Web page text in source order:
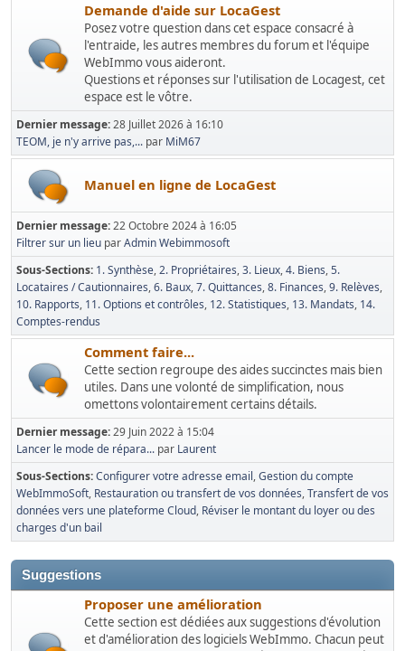
Demande d'aide sur LocaGest
Posez votre question dans cet espace consacré à
l'entraide, les autres membres du forum et l'équipe
WebImmo vous aideront.
Questions et réponses sur l'utilisation de Locagest, cet
espace est le vôtre.
Dernier message:28 Juillet 2026 à 16:10
TEOM, je n'y arrive pas,... par MiM67
Manuel en ligne de LocaGest
Dernier message:22 Octobre 2024 à 16:05
Filtrer sur un lieu parAdmin Webimmosoft
Sous-Sections 1. Synthèse 2. Propriétaires 3. Lieux 4. Biens 5.
Locataires / Cautionnaires 6. Baux 7. Quittances 8. Finances 9. Relèves
10. Rapports 11. Options et contrôles 12. Statistiques 13. Mandats 14.
Comptes-rendus
Comment faire...
Cette section regroupe des aides succinctes mais bien
utiles. Dans une volonté de simplification, nous
omettons volontairement certains détails.
Dernier message:29 Juin 2022 à 15:04
Lancer le mode de répara... par Laurent
Sous-Sections Configurer votre adresse email Gestion du compte
WebImmoSoft Restauration ou transfert de vos données Transfert de vos
données vers une plateforme Cloud Réviser le montant du loyer ou des
charges d'un bail
Suggestions
Proposer une amélioration
Cette section est dédiées aux suggestions d'évolution
et d'amélioration des logiciels WebImmo. Chacun peut